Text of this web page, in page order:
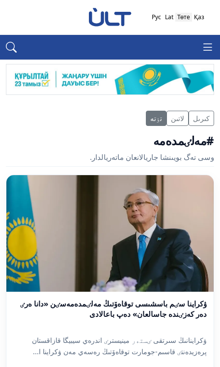
Қаз
Төте
Lat
Рус
كىرىل لاتىن تٶتە
#مەلٸمدەمە
وسى تەگ بويىنشا جاريالانعان ماتەريالدار.
ۋكراينا سٸم باسشىسى توقاەۆتىڭ مەلٸمدەمەسٸن «دانا ەرٸ
دەر كەزٸندە جاسالعان» دەپ باعالادى
ۋكراينانىڭ سىرتقى ٸستەر مينيسترٸ اندرەي سيبيگا قازاقستان
پرەزيدەنتٸ قاسىم-جومارت توقاەۆتىڭ رەسەي مەن ۋكراينا ا...